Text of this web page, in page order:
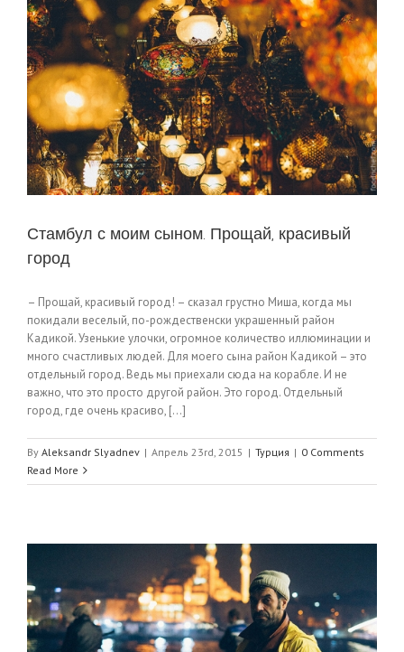
Стамбул с моим сыном. Прощай, красивый
город
– Прощай, красивый город! – сказал грустно Миша, когда мы
покидали веселый, по-рождественски украшенный район
Кадикой. Узенькие улочки, огромное количество иллюминации и
много счастливых людей. Для моего сына район Кадикой – это
отдельный город. Ведь мы приехали сюда на корабле. И не
важно, что это просто другой район. Это город. Отдельный
город, где очень красиво, [...]
By Aleksandr Slyadnev | Апрель 23rd, 2015 | Турция | 0 Comments
Read More